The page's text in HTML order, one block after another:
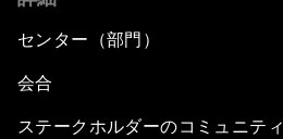
センター（部門）
会合
ステークホルダーのコミュニティ